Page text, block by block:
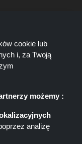
zaangażowani, gdy
Shoppingspout.com/pl
cookie lub
i, za Twoją
możemy :
analizę